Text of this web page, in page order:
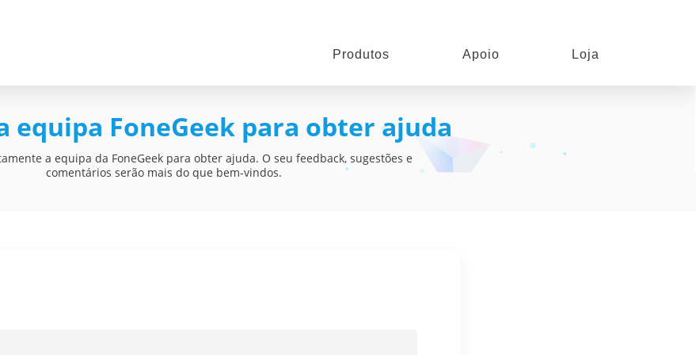
Produtos Apoio Loja
equipa FoneGeek para obter ajuda
a equipa da FoneGeek para obter ajuda. O seu feedback, sugestões e
comentários serão mais do que bem-vindos.